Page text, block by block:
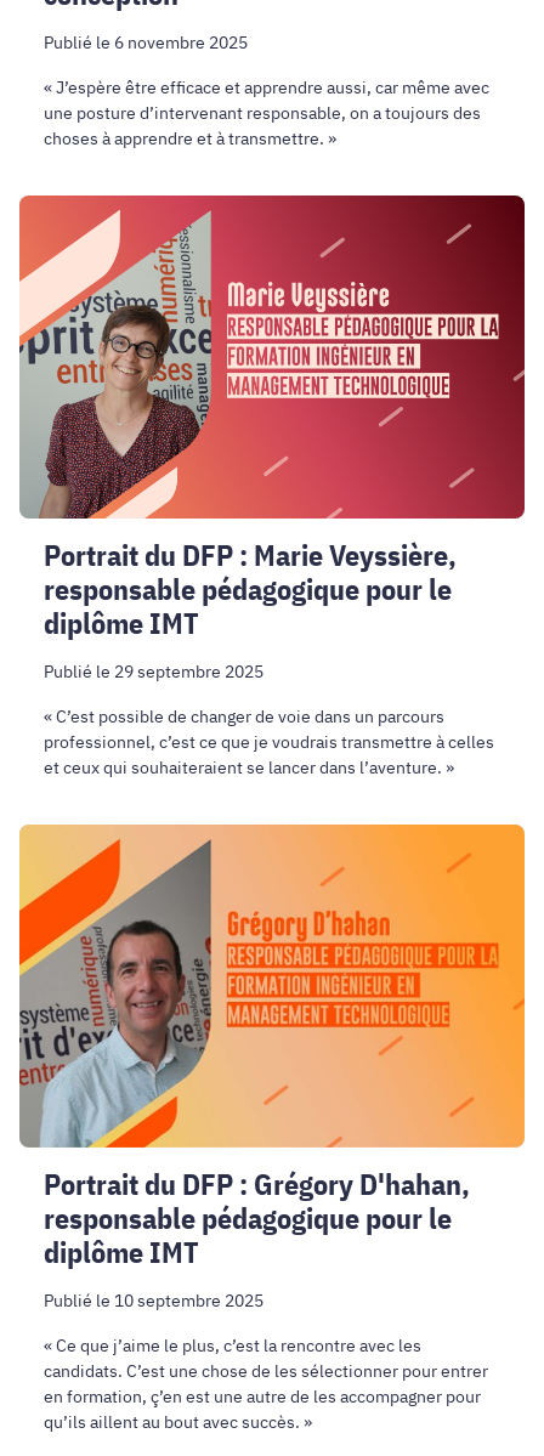
Publié le 6 novembre 2025
« J’espère être efficace et apprendre aussi, car même avec
une posture d’intervenant responsable, on a toujours des
choses à apprendre et à transmettre. »
Portrait
DFP
Marie
Veyssière,
responsable
pédagogique
pour
diplôme
IMT
Portrait du DFP : Marie Veyssière,
responsable pédagogique pour le
diplôme IMT
Publié le 29 septembre 2025
« C’est possible de changer de voie dans un parcours
professionnel, c’est ce que je voudrais transmettre à celles
et ceux qui souhaiteraient se lancer dans l’aventure. »
Portrait
DFP
Grégory
D'hahan,
responsable
pédagogique
pour
diplôme
IMT
Portrait du DFP : Grégory D'hahan,
responsable pédagogique pour le
diplôme IMT
Publié le 10 septembre 2025
« Ce que j’aime le plus, c’est la rencontre avec les
candidats. C’est une chose de les sélectionner pour entrer
en formation, ç’en est une autre de les accompagner pour
qu’ils aillent au bout avec succès. »